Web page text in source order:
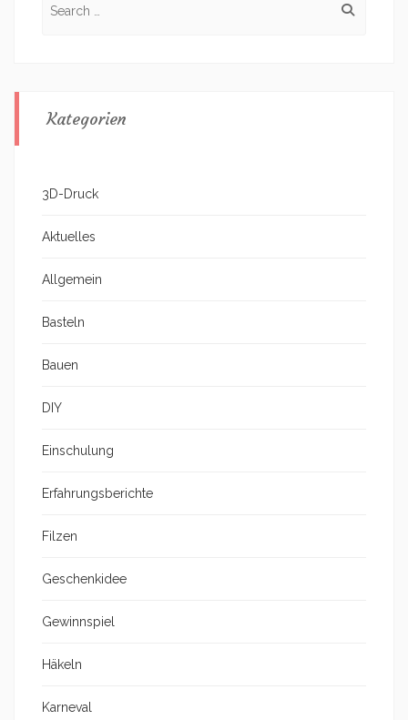
Kategorien
3D-Druck
Aktuelles
Allgemein
Basteln
Bauen
DIY
Einschulung
Erfahrungsberichte
Filzen
Geschenkidee
Gewinnspiel
Häkeln
Karneval